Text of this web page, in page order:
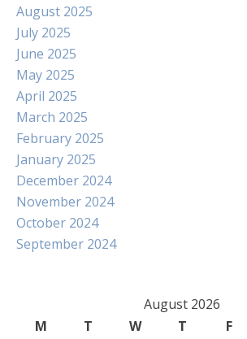
August 2025
July 2025
June 2025
May 2025
April 2025
March 2025
February 2025
January 2025
December 2024
November 2024
October 2024
September 2024
August 2026
M
T W T F